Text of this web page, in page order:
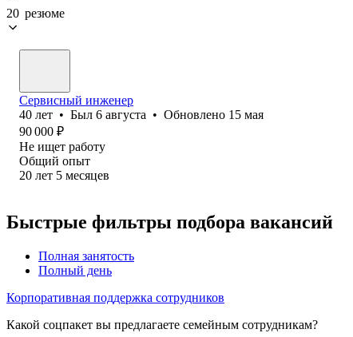
20 резюме
Сервисный инженер
40 лет • Был 6 августа • Обновлено 15 мая
90 000 ₽
Не ищет работу
Общий опыт
20 лет 5 месяцев
Быстрые фильтры подбора вакансий
Полная занятость
Полный день
Корпоративная поддержка сотрудников
Какой соцпакет вы предлагаете семейным сотрудникам?